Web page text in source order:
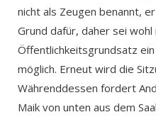
nicht als Zeugen benannt,
Grund dafür, daher sei wohl
Öffentlichkeitsgrundsatz
möglich. Erneut wird die
Währenddessen fordert
Maik von unten aus dem